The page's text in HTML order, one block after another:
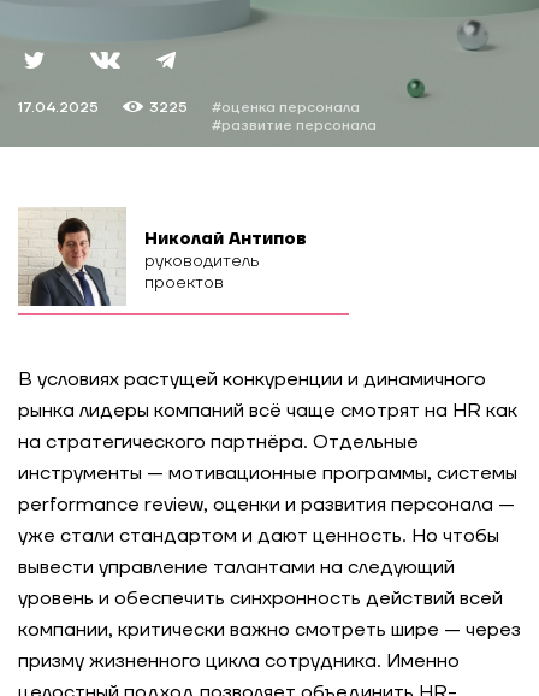
17.04.2025 3225
#оценка персонала
#развитие персонала
#жизненный цикл #антипов
Николай Антипов
руководитель
проектов
В условиях растущей конкуренции и динамичного
рынка лидеры компаний всё чаще смотрят на HR как
на стратегического партнёра. Отдельные
инструменты — мотивационные программы, системы
performance review, оценки и развития персонала —
уже стали стандартом и дают ценность. Но чтобы
вывести управление талантами на следующий
уровень и обеспечить синхронность действий всей
компании, критически важно смотреть шире — через
призму жизненного цикла сотрудника. Именно